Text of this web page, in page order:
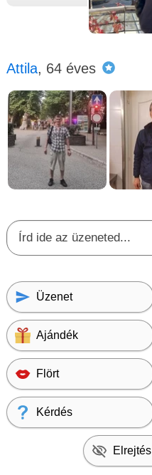
Attila, 64 éves
Üzenet
Ajándék
Flört
Kérdés
Elrejtés